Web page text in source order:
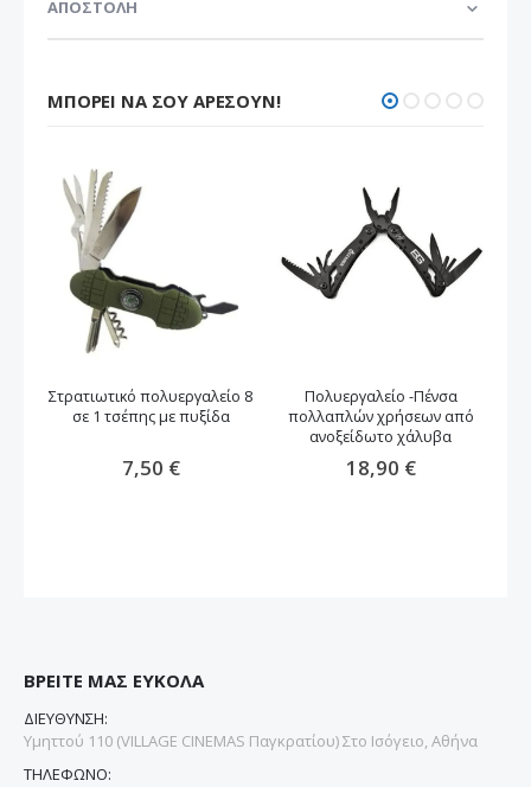
ΑΠΟΣΤΟΛΗ
ΜΠΟΡΕΊ ΝΑ ΣΟΥ ΑΡΈΣΟΥΝ!
Στρατιωτικό πολυεργαλείο 8
σε 1 τσέπης με πυξίδα
7,50 €
Πολυεργαλείο -Πένσα
πολλαπλών χρήσεων από
ανοξείδωτο χάλυβα
18,90 €
ΒΡΕΙΤΕ ΜΑΣ ΕΥΚΟΛΑ
ΔΙΕΥΘΥΝΣΗ:
Υμηττού 110 (VILLAGE CINEMAS Παγκρατίου) Στο Ισόγειο, Αθήνα
ΤΗΛΕΦΩΝΟ: